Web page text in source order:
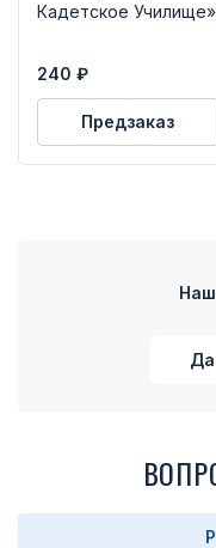
Кадетское Училище»
240 ₽
Предзаказ
Да